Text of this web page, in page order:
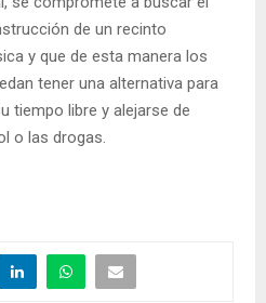
de un recinto
y que de esta manera los
tener una alternativa para
tiempo libre y alejarse de
o las drogas.